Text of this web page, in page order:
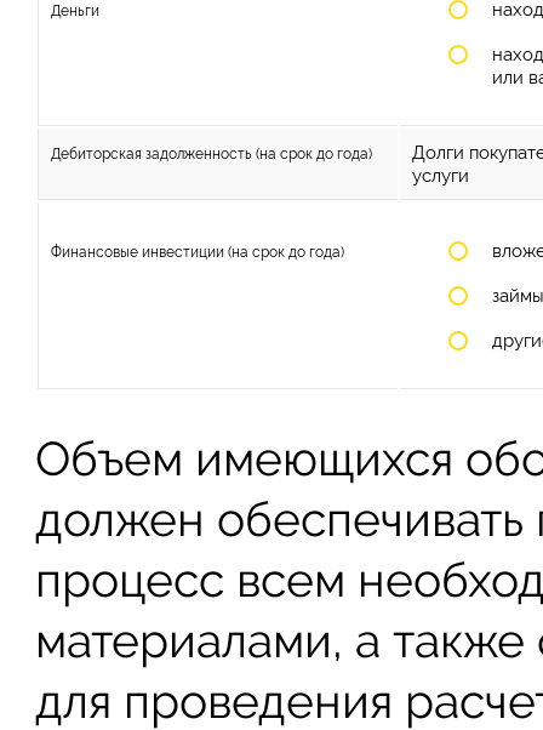
Деньги
или
Дебиторская задолженность (на срок до года)
Долги
услуги
Финансовые инвестиции (на срок до года)
Объем имеющихся
должен
процесс всем
материалами, а
для проведения